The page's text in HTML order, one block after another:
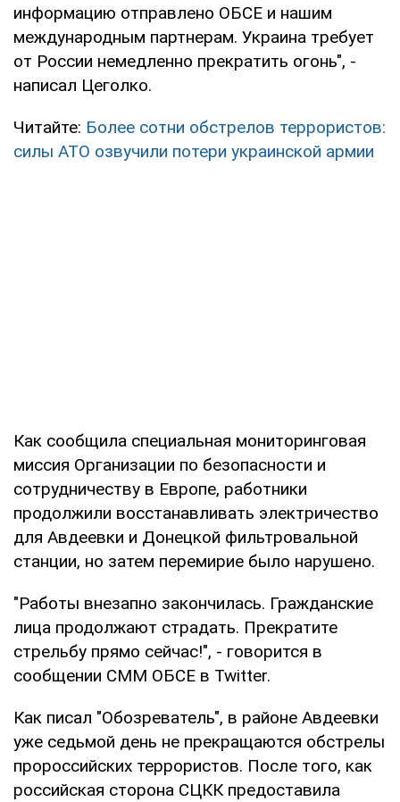
информацию отправлено ОБСЕ и нашим
международным партнерам. Украина требует
от России немедленно прекратить огонь", -
написал Цеголко.
Читайте: Более сотни обстрелов террористов:
силы АТО озвучили потери украинской армии
Как сообщила специальная мониторинговая
миссия Организации по безопасности и
сотрудничеству в Европе, работники
продолжили восстанавливать электричество
для Авдеевки и Донецкой фильтровальной
станции, но затем перемирие было нарушено.
"Работы внезапно закончилась. Гражданские
лица продолжают страдать. Прекратите
стрельбу прямо сейчас!", - говорится в
сообщении СММ ОБСЕ в Twitter.
Как писал "Обозреватель", в районе Авдеевки
уже седьмой день не прекращаются обстрелы
пророссийских террористов. После того, как
российская сторона СЦКК предоставила